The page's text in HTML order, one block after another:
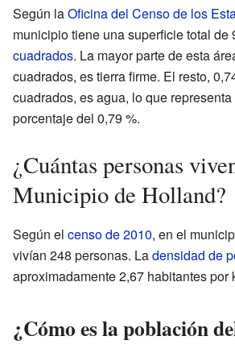
Según laOficina del Censo de los
municipio tiene una superficie total de
cuadrados. La mayor parte de esta
cuadrados, es tierra firme. El resto,
cuadrados, es agua, lo que
porcentaje del 0,79 %.
¿Cuántas personas
Municipio de Holland?
Según el censo de 2010, en el
vivían 248 personas. Ladensidad de
aproximadamente 2,67 habitantes por
¿Cómo es la población